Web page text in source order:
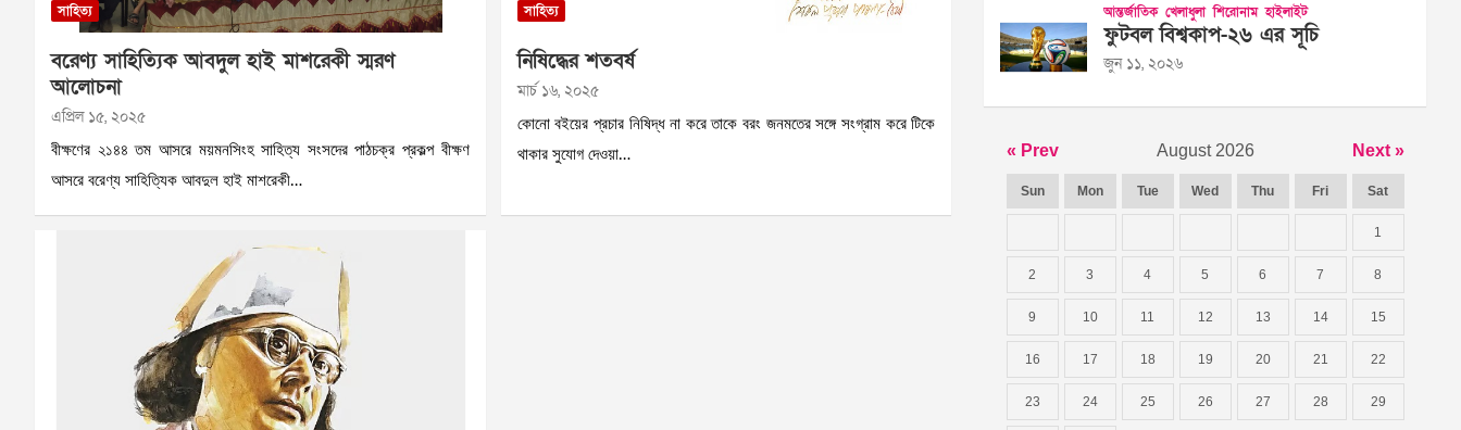
সাহিত্য
বরেণ্য সাহিত্যিক আবদুল হাই মাশরেকী স্মরণ
আলোচনা
এপ্রিল ১৫, ২০২৫
বীক্ষণের ২১৪৪ তম আসরে ময়মনসিংহ সাহিত্য সংসদের পাঠচক্র প্রকল্প বীক্ষণ
আসরে বরেণ্য সাহিত্যিক আবদুল হাই মাশরেকী…
সাহিত্য
নিষিদ্ধের শতবর্ষ
মার্চ ১৬, ২০২৫
কোনো বইয়ের প্রচার নিষিদ্ধ না করে তাকে বরং জনমতের সঙ্গে সংগ্রাম করে টিকে
থাকার সুযোগ দেওয়া…
আন্তর্জাতিক খেলাধুলা শিরোনাম হাইলাইট
ফুটবল বিশ্বকাপ-২৬ এর সূচি
জুন ১১, ২০২৬
« Prev August 2026 Next »
Sun Mon Tue Wed Thu Fri Sat
1
2 3 4 5 6 7 8
9 10 11 12 13 14 15
16 17 18 19 20 21 22
23 24 25 26 27 28 29